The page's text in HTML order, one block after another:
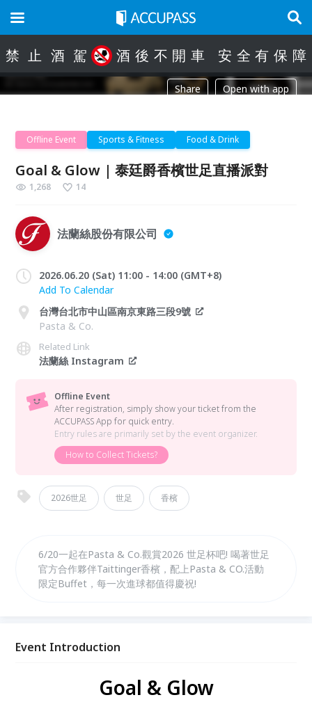
禁 止 酒 駕 酒 後 不 開 車 安 全 有 保 障
Share Open with app
Offline Event Sports & Fitness Food & Drink
Goal & Glow | 泰廷爵香檳世足直播派對
1,268 14
法蘭絲股份有限公司
2026.06.20 (Sat) 11:00 - 14:00 (GMT+8)
Add To Calendar
台灣台北市中山區南京東路三段9號
Pasta & Co.
Related Link
法蘭絲 Instagram
Offline Event
After registration, simply show your ticket from the
ACCUPASS App for quick entry.
Entry rules are primarily set by the event organizer.
How to Collect Tickets?
2026世足 世足 香檳
6/20一起在Pasta & Co.觀賞2026 世足杯吧! 喝著世足
官方合作夥伴Taittinger香檳，配上Pasta & CO.活動
限定Buffet，每一次進球都值得慶祝!
Event Introduction
Goal & Glow